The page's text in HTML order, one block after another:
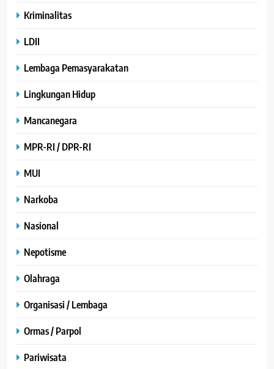
Kriminalitas
LDII
Lembaga Pemasyarakatan
Lingkungan Hidup
Mancanegara
MPR-RI / DPR-RI
MUI
Narkoba
Nasional
Nepotisme
Olahraga
Organisasi / Lembaga
Ormas / Parpol
Pariwisata